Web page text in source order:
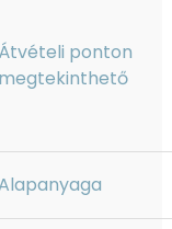
Átvételi ponton
megtekinthető